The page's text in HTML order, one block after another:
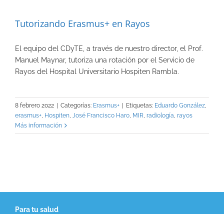
Tutorizando Erasmus+ en Rayos
El equipo del CDyTE, a través de nuestro director, el Prof.
Manuel Maynar, tutoriza una rotación por el Servicio de
Rayos del Hospital Universitario Hospiten Rambla.
8 febrero 2022 Categorías: Erasmus+ Etiquetas: Eduardo González,
erasmus+, Hospiten, José Francisco Haro, MIR, radiología, rayos
Más información
Para tu salud